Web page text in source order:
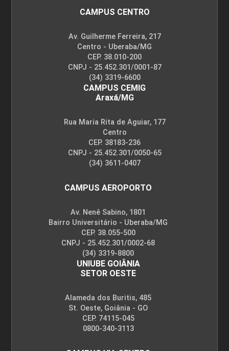
CAMPUS CENTRO
Av. Guilherme Ferreira, 217
Centro - Uberaba/MG
CEP. 38.010-200
CNPJ - 25.452.301/0001-87
(34) 3319-6600
CAMPUS CEMIG
Araxá/MG
Rua Maria Rita de Aguiar, 177
Centro
CEP. 38183-236
CNPJ - 25.452.301/0050-65
(34) 3611-0407
CAMPUS AEROPORTO
Av. Nenê Sabino, 1801
Bairro Universitário - Uberaba/MG
CEP. 38.055-500
CNPJ - 25.452.301/0002-68
(34) 3319-8800
UNIUBE GOIÂNIA
SETOR OESTE
Alameda dos Buritis, 485
St. Oeste, Goiânia - GO
CEP. 74115-045
0800-340-3113